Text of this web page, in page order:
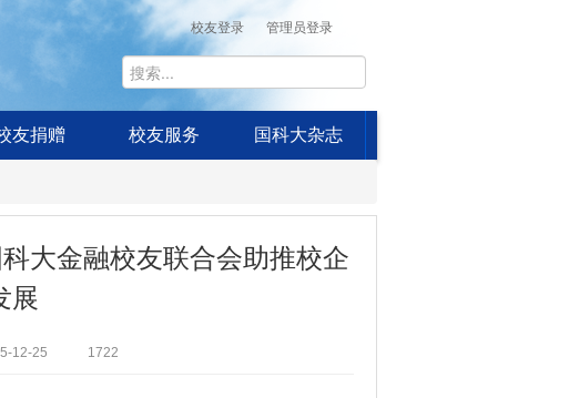
校友登录 管理员登录
友捐赠 校友服务 国科大杂志
大金融校友联合会助推校企
展
12-25 1722